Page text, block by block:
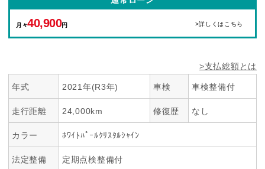
月々40,900円 >詳しくはこちら
>支払総額とは
年式 2021年(R3年) 車検 車検整備付
走行距離 24,000km 修復歴 なし
カラー ﾎﾜｲﾄﾊﾟｰﾙｸﾘｽﾀﾙｼｬｲﾝ
法定整備 定期点検整備付